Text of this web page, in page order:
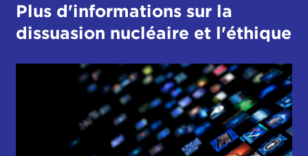
Plus d'informations sur la
dissuasion nucléaire et l'éthique